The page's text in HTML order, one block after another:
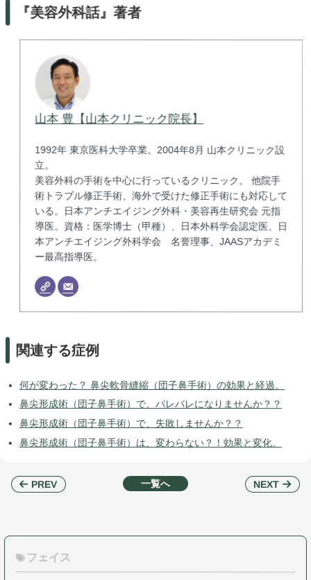
『美容外科話』著者
山本 豊【山本クリニック院長】
1992年 東京医科大学卒業。2004年8月 山本クリニック設
立。
美容外科の手術を中心に行っているクリニック。 他院手
術トラブル修正手術、海外で受けた修正手術にも対応して
いる。日本アンチエイジング外科・美容再生研究会 元指
導医。資格：医学博士（甲種）、日本外科学会認定医、日
本アンチエイジング外科学会 名誉理事、JAASアカデミ
ー最高指導医。
関連する症例
何が変わった？ 鼻尖軟骨縫縮（団子鼻手術）の効果と経過。
鼻尖形成術（団子鼻手術）で、バレバレになりませんか？？
鼻尖形成術（団子鼻手術）で、失敗しませんか？？
鼻尖形成術（団子鼻手術）は、変わらない？！効果と変化。
PREV 一覧へ NEXT
フェイス